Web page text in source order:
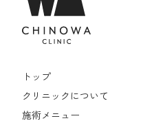
トップ
クリニックについて
施術メニュー